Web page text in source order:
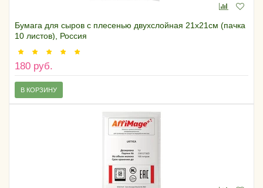
Бумага для сыров с плесенью двухслойная 21х21см (пачка
10 листов), Россия
180 руб.
В КОРЗИНУ